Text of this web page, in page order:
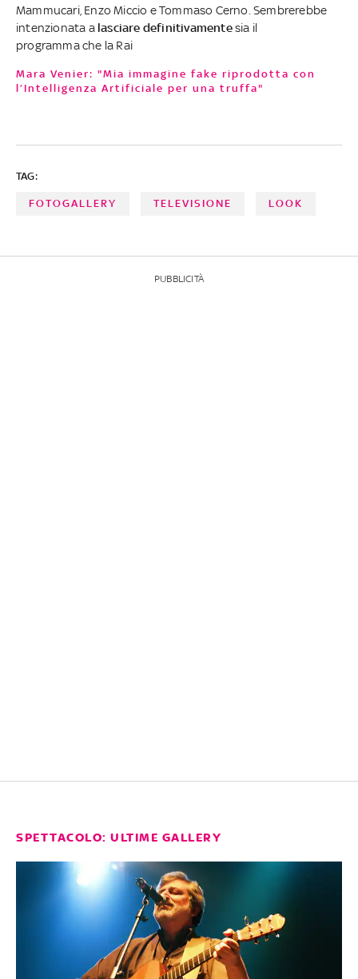
Mammucari, Enzo Miccio e Tommaso Cerno. Sembrerebbe
intenzionata a lasciare definitivamentesia il
programma che la Rai
Mara Venier: "Mia immagine fake riprodotta con
l’Intelligenza Artificiale per una truffa"
TAG:
FOTOGALLERY TELEVISIONE LOOK
PUBBLICITÀ
SPETTACOLO: ULTIME GALLERY